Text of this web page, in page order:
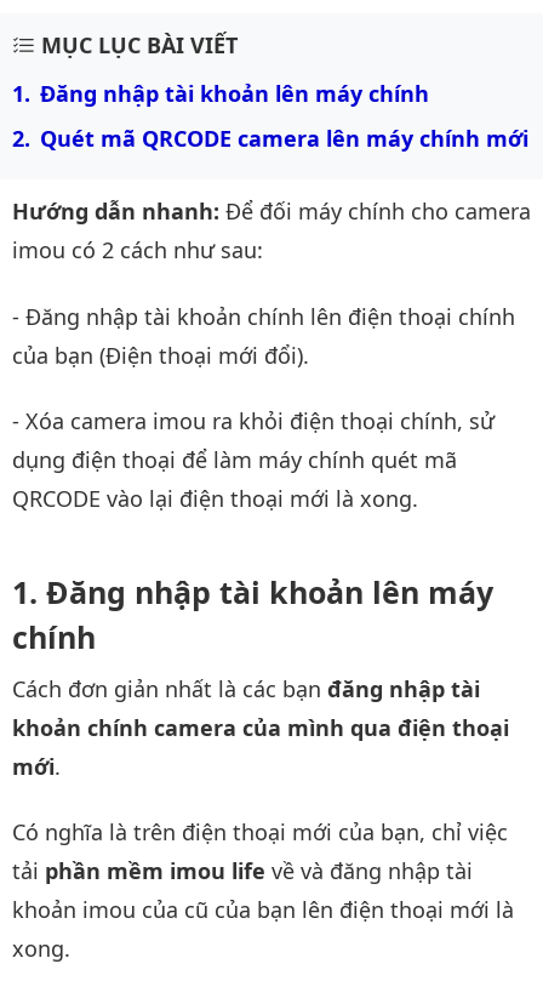
Nội dung bài viết
MỤC LỤC BÀI VIẾT
Đăng nhập tài khoản lên máy chính
Quét mã QRCODE camera lên máy chính mới
Hướng dẫn nhanh: Để đối máy chính cho camera
imou có 2 cách như sau:
- Đăng nhập tài khoản chính lên điện thoại chính
của bạn (Điện thoại mới đổi).
- Xóa camera imou ra khỏi điện thoại chính, sử
dụng điện thoại để làm máy chính quét mã
QRCODE vào lại điện thoại mới là xong.
Đăng nhập tài khoản lên máy
chính
Cách đơn giản nhất là các bạn đăng nhập tài
khoản chính camera của mình qua điện thoại
mới.
Có nghĩa là trên điện thoại mới của bạn, chỉ việc
tải phần mềm imou life về và đăng nhập tài
khoản imou của cũ của bạn lên điện thoại mới là
xong.